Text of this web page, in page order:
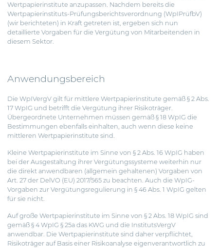
Wertpapierinstitute anzupassen. Nachdem bereits die
Wertpapierinstituts-Prüfungsberichtsverordnung (WpIPrüfbV)
(wir berichteten) in Kraft getreten ist, ergeben sich nun
detaillierte Vorgaben für die Vergütung von Mitarbeitenden in
diesem Sektor.
Anwendungsbereich
Die WpIVergV gilt für mittlere Wertpapierinstitute gemäß § 2 Abs.
17 WpIG und betrifft die Vergütung ihrer Risikoträger.
Übergeordnete Unternehmen müssen gemäß § 18 WpIG die
Bestimmungen ebenfalls einhalten, auch wenn diese keine
mittleren Wertpapierinstitute sind.
Kleine Wertpapierinstitute im Sinne von § 2 Abs. 16 WpIG haben
bei der Ausgestaltung ihrer Vergütungssysteme weiterhin nur
die direkt anwendbaren (allgemein gehaltenen) Vorgaben von
Art. 27 der DelVO (EU) 2017/565 zu beachten. Auch die WpIG-
Vorgaben zur Vergütungsregulierung in § 46 Abs. 1 WpIG gelten
für sie nicht.
Auf große Wertpapierinstitute im Sinne von § 2 Abs. 18 WpIG sind
gemäß § 4 WpIG § 25a das KWG und die InstitutsVergV
anwendbar. Die Wertpapierinstitute sind daher verpflichtet,
Risikoträger auf Basis einer Risikoanalyse eigenverantwortlich zu